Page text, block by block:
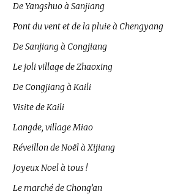
De Yangshuo à Sanjiang
Pont du vent et de la pluie à Chengyang
De Sanjiang à Congjiang
Le joli village de Zhaoxing
De Congjiang à Kaili
Visite de Kaili
Langde, village Miao
Réveillon de Noël à Xijiang
Joyeux Noel à tous !
Le marché de Chong’an